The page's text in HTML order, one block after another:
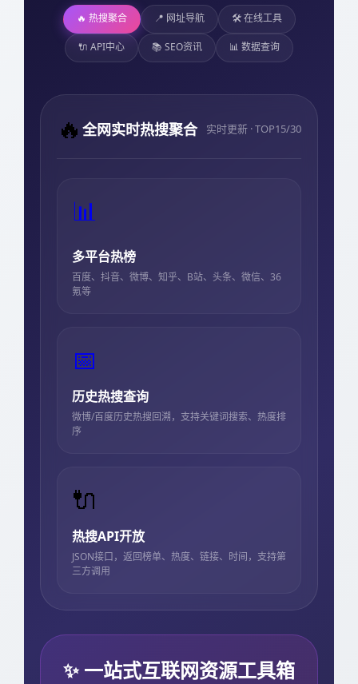
🔥 热搜聚合 📍 网址导航 🛠️ 在线工具
🔌 API中心 📚 SEO资讯 📊 数据查询
🔥 全网实时热搜聚合 实时更新 · TOP15/30
📊
多平台热榜
百度、抖音、微博、知乎、B站、头条、微信、36
氪等
📅
历史热搜查询
微博/百度历史热搜回溯，支持关键词搜索、热度排
序
🔌
热搜API开放
JSON接口，返回榜单、热度、链接、时间，支持第
三方调用
✨ 一站式互联网资源工具箱